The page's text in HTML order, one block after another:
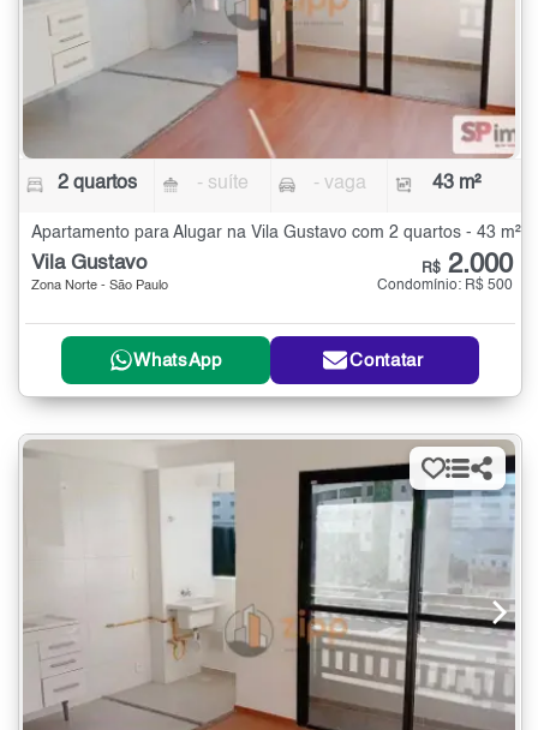
2 quartos - suíte - vaga 43 m²
Apartamento para Alugar na Vila Gustavo com 2 quartos - 43 m²
Vila Gustavo
Zona Norte - São Paulo
R$ 2.000
Condomínio: R$ 500
WhatsApp Contatar